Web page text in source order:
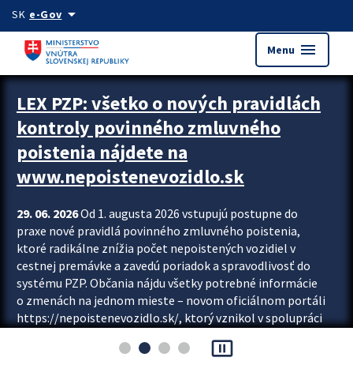
Preskocit na hlavný obsah
SK e-Govarrow_drop_down
Menu menu
Zastavit automatický posun upútavok
LEX PZP: všetko o nových pravidlách
kontroly povinného zmluvného
poistenia nájdete na
www.nepoistenevozidlo.sk
29. 06. 2026Od 1. augusta 2026 vstupujú postupne do
praxe nové pravidlá povinného zmluvného poistenia,
ktoré radikálne znížia počet nepoistených vozidiel v
cestnej premávke a zavedú poriadok a spravodlivosť do
systému PZP. Občania nájdu všetky potrebné informácie
o zmenách na jednom mieste – novom oficiálnom portáli
https://nepoistenevozidlo.sk/, ktorý vznikol v spolupráci
asociácie poisťovní (SLASPO) a Ministerstva vnútra SR.
pause_presentation